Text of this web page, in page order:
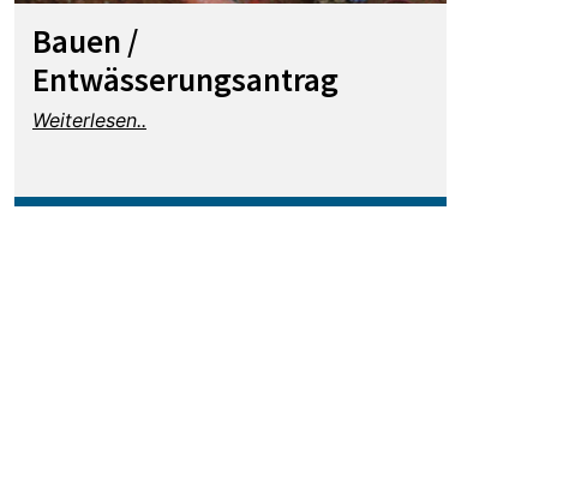
Bauen /
Entwässerungsantrag
Weiterlesen..